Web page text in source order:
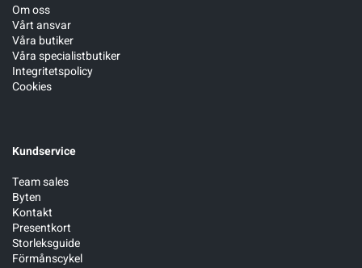
Om oss
Vårt ansvar
Våra butiker
Våra specialistbutiker
Integritetspolicy
Cookies
Kundservice
Team sales
Byten
Kontakt
Presentkort
Storleksguide
Förmånscykel